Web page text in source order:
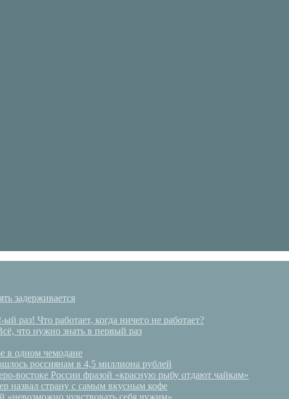
задерживается
раз! Что работает, когда ничего не работает?
что нужно знать в первый раз
в одном чемодане
россиянам в 4,5 миллиона рублей
востоке России фразой «красную рыбу отдают чайкам»
назвал страну с самым вкусным кофе
чувствовать себя чужим»